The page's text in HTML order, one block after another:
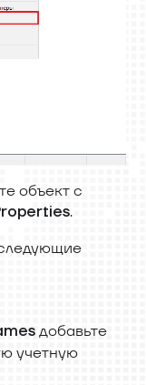
объект с
.
добавьте
учетную